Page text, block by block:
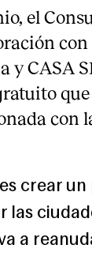
el
y CASA
con
crear
las
a